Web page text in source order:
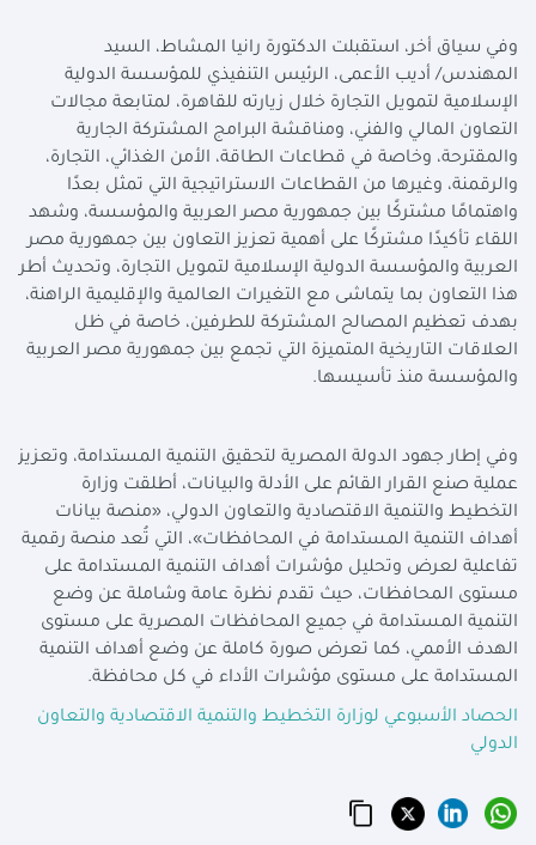
وفي سياق أخر، استقبلت الدكتورة رانيا المشاط، السيد
المهندس/ أديب الأعمى، الرئيس التنفيذي للمؤسسة الدولية
الإسلامية لتمويل التجارة خلال زيارته للقاهرة، لمتابعة مجالات
التعاون المالي والفني، ومناقشة البرامج المشتركة الجارية
والمقترحة، وخاصة في قطاعات الطاقة، الأمن الغذائي، التجارة،
والرقمنة، وغيرها من القطاعات الاستراتيجية التي تمثل بعدًا
واهتمامًا مشتركًا بين جمهورية مصر العربية والمؤسسة، وشهد
اللقاء تأكيدًا مشتركًا على أهمية تعزيز التعاون بين جمهورية مصر
العربية والمؤسسة الدولية الإسلامية لتمويل التجارة، وتحديث أطر
هذا التعاون بما يتماشى مع التغيرات العالمية والإقليمية الراهنة،
بهدف تعظيم المصالح المشتركة للطرفين، خاصة في ظل
العلاقات التاريخية المتميزة التي تجمع بين جمهورية مصر العربية
والمؤسسة منذ تأسيسها.
وفي إطار جهود الدولة المصرية لتحقيق التنمية المستدامة، وتعزيز
عملية صنع القرار القائم على الأدلة والبيانات، أطلقت وزارة
التخطيط والتنمية الاقتصادية والتعاون الدولي، «منصة بيانات
أهداف التنمية المستدامة في المحافظات»، التي تُعد منصة رقمية
تفاعلية لعرض وتحليل مؤشرات أهداف التنمية المستدامة على
مستوى المحافظات، حيث تقدم نظرة عامة وشاملة عن وضع
التنمية المستدامة في جميع المحافظات المصرية على مستوى
الهدف الأممي، كما تعرض صورة كاملة عن وضع أهداف التنمية
المستدامة على مستوى مؤشرات الأداء في كل محافظة.
الحصاد الأسبوعي لوزارة التخطيط والتنمية الاقتصادية والتعاون
الدولي